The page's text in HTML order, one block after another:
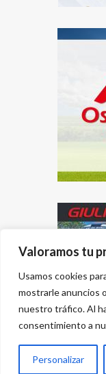
Valoramos tu
Usamos cookies
mostrarle anuncios
nuestro tráfico. Al
consentimiento a
Personalizar